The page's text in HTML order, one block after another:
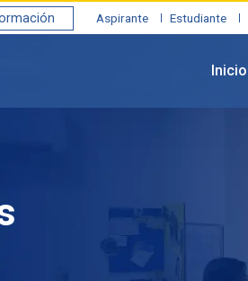
Aspirante Estudiante
Inicio